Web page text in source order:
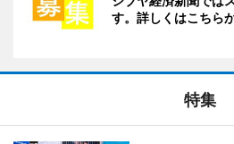
す。詳しくはこちらか
特集